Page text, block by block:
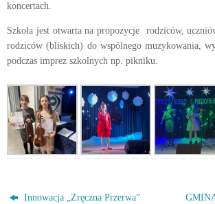
koncertach.
Szkoła jest otwarta na propozycje rodziców,
rodziców (bliskich) do wspólnego muzykowania,
podczas imprez szkolnych np. pikniku.
Innowacja „Zręczna Przerwa”